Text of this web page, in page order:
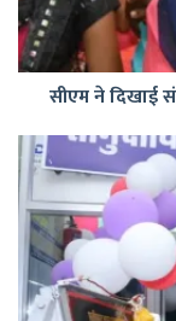
को
4
लाख
सीएम ने दिखाई
प्रतापपुर
को
मुख्यमंत्री
की
एक
सौगात